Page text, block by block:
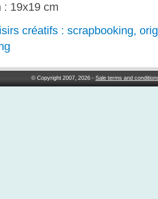
: 19x19 cm
créatifs : scrapbooking,
© Copyright 2007, 2026 -Sale terms and